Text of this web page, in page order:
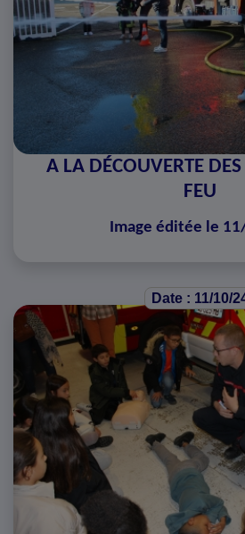
A LA DÉCOUVERTE
FEU
Image éditée le
Date : 11/10/